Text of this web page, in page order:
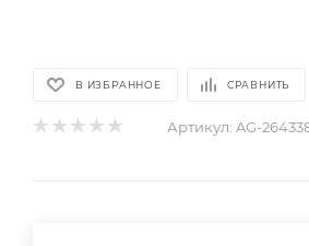
В ИЗБРАННОЕ СРАВНИТЬ
Артикул: AG-